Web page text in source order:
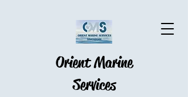
Orient Marine
Services